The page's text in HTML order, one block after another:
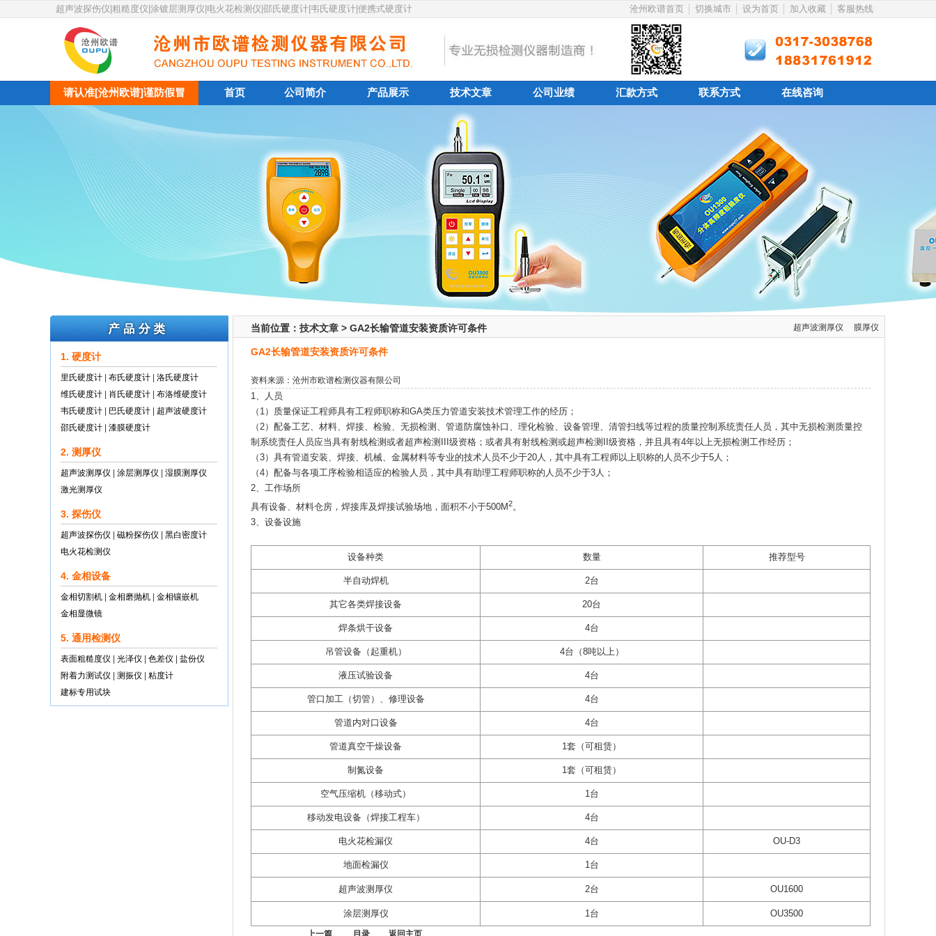
超声波探伤仪|粗糙度仪|涂镀层测厚仪|电火花检测仪|邵氏硬度计|韦氏硬度计|便携式硬度计 沧州欧谱首页 切换城市 设为首页 加入收藏 客服热线
请认准[沧州欧谱]谨防假冒 首页 公司简介 产品展示 技术文章 公司业绩 汇款方式 联系方式 在线咨询
1. 硬度计
里氏硬度计 布氏硬度计
洛氏硬度计
维氏硬度计
肖氏硬度计
布洛维硬度计
韦氏硬度计
巴氏硬度计
超声波硬度计
邵氏硬度计
漆膜硬度计
2. 测厚仪
超声波测厚仪 涂层测厚仪
湿膜测厚仪
激光测厚仪
3. 探伤仪
超声波探伤仪 磁粉探伤仪
黑白密度计
电火花检测仪
4. 金相设备
金相切割机 金相磨抛机
金相镶嵌机
金相显微镜
5. 通用检测仪
表面粗糙度仪 光泽仪 色差仪
盐份仪
附着力测试仪
测振仪
粘度计
建标专用试块
当前位置： 技术文章 > GA2长输管道安装资质许可条件 超声波测厚仪 膜厚仪
GA2长输管道安装资质许可条件
资料来源：沧州市欧谱检测仪器有限公司
1、人员
（1）质量保证工程师具有工程师职称和GA类压力管道安装技术管理工作的经历；
（2）配备工艺、材料、焊接、检验、无损检测、管道防腐蚀补口、理化检验、设备管理、清管扫线等过程的质量控制系统责任人员，其中无损检测质量控
制系统责任人员应当具有射线检测或者超声检测III级资格；或者具有射线检测或超声检测II级资格，并且具有4年以上无损检测工作经历；
（3）具有管道安装、焊接、机械、金属材料等专业的技术人员不少于20人，其中具有工程师以上职称的人员不少于5人；
（4）配备与各项工序检验相适应的检验人员，其中具有助理工程师职称的人员不少于3人；
2、工作场所
具有设备、材料仓房，焊接库及焊接试验场地，面积不小于500M2。
3、设备设施
设备种类 数量 推荐型号
半自动焊机 2台
其它各类焊接设备 20台
焊条烘干设备 4台
吊管设备（起重机） 4台（8吨以上）
液压试验设备 4台
管口加工（切管）、修理设备 4台
管道内对口设备 4台
管道真空干燥设备 1套（可租赁）
制氮设备 1套（可租赁）
空气压缩机（移动式） 1台
移动发电设备（焊接工程车） 4台
电火花检漏仪 4台 OU-D3
地面检漏仪 1台
超声波测厚仪 2台 OU1600
涂层测厚仪 1台 OU3500